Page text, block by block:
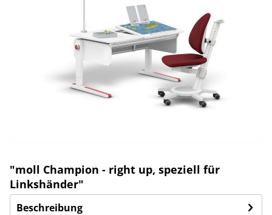
"moll Champion - right up, speziell für
Linkshänder"
Beschreibung